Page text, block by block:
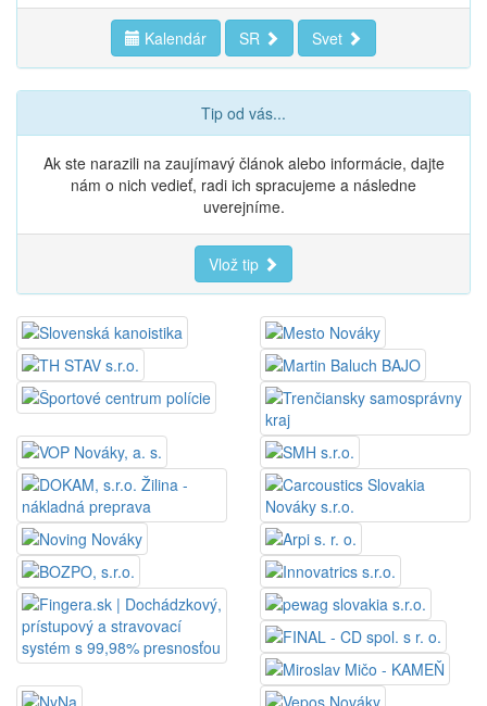
Kalendár SR Svet
Tip od vás...
Ak ste narazili na zaujímavý článok alebo informácie, dajte
nám o nich vedieť, radi ich spracujeme a následne
uverejníme.
Vlož tip